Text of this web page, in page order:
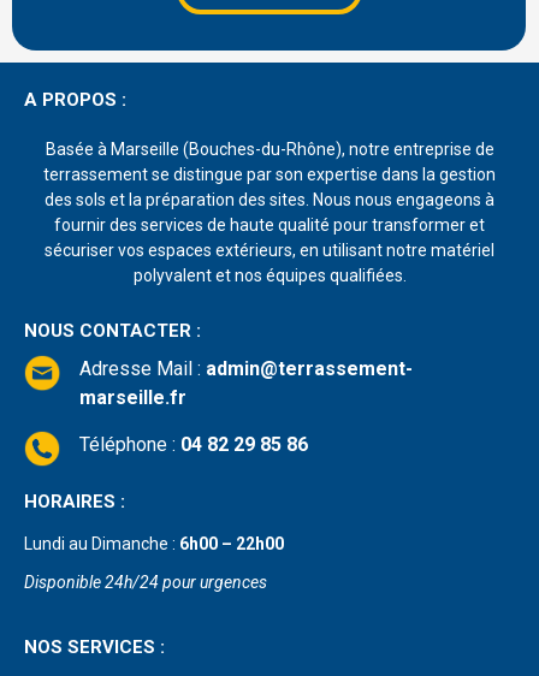
A PROPOS :
Basée à Marseille (Bouches-du-Rhône), notre entreprise de
terrassement se distingue par son expertise dans la gestion
des sols et la préparation des sites. Nous nous engageons à
fournir des services de haute qualité pour transformer et
sécuriser vos espaces extérieurs, en utilisant notre matériel
polyvalent et nos équipes qualifiées.
NOUS CONTACTER :
Adresse Mail : admin@terrassement-
marseille.fr
Téléphone : 04 82 29 85 86
HORAIRES :
Lundi au Dimanche : 6h00 – 22h00
Disponible 24h/24 pour urgences
NOS SERVICES :